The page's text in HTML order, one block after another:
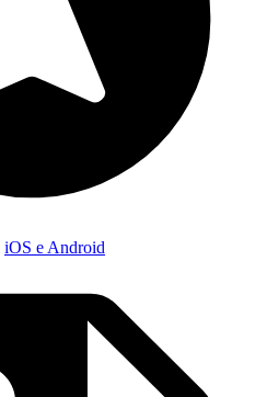
iOS e Android